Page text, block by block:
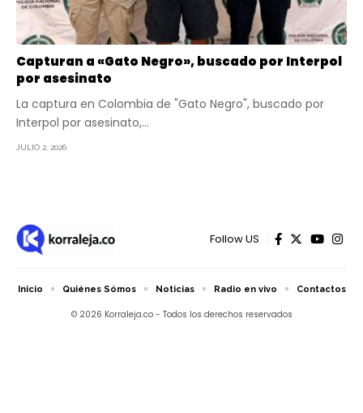
Capturan a «Gato Negro», buscado por Interpol
por asesinato
La captura en Colombia de "Gato Negro", buscado por
Interpol por asesinato,…
JULIO 2, 2026
Follow US
© 2026 Korraleja.co - Todos los derechos reservados
Inicio Quiénes Sómos Noticias Radio en vivo Contactos